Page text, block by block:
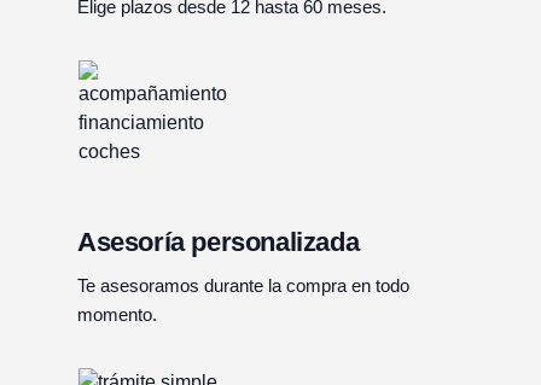
Elige plazos desde 12 hasta 60 meses.
Asesoría personalizada
Te asesoramos durante la compra en todo
momento.